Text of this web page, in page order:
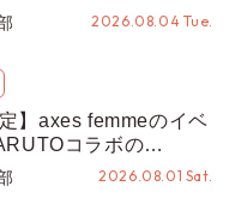
プデート！活用する
手に入る◎
2026.08.04 Tue.
】axes femmeのイベ
コラボの
から、プチYour
ーパーティまで！8月
2026.08.01 Sat.